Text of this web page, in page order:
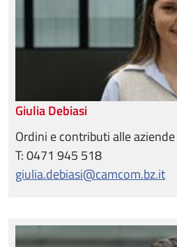
Giulia Debiasi
Ordini e contributi alle aziende
T: 0471 945 518
giulia.debiasi@camcom.bz.it